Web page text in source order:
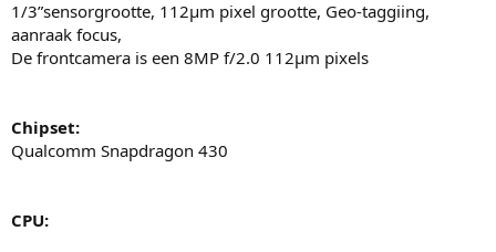
1/3”sensorgrootte, 112µm pixel grootte, Geo-taggiing,
aanraak focus,
De frontcamera is een 8MP f/2.0 112µm pixels
Chipset:
Qualcomm Snapdragon 430
CPU: